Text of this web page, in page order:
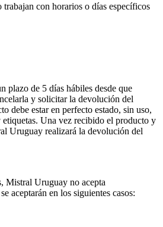
trabajan con horarios o días específicos
plazo de 5 días hábiles desde que
y solicitar la devolución del
debe estar en perfecto estado, sin uso,
Una vez recibido el producto y
Uruguay realizará la devolución del
Mistral Uruguay no acepta
aceptarán en los siguientes casos: